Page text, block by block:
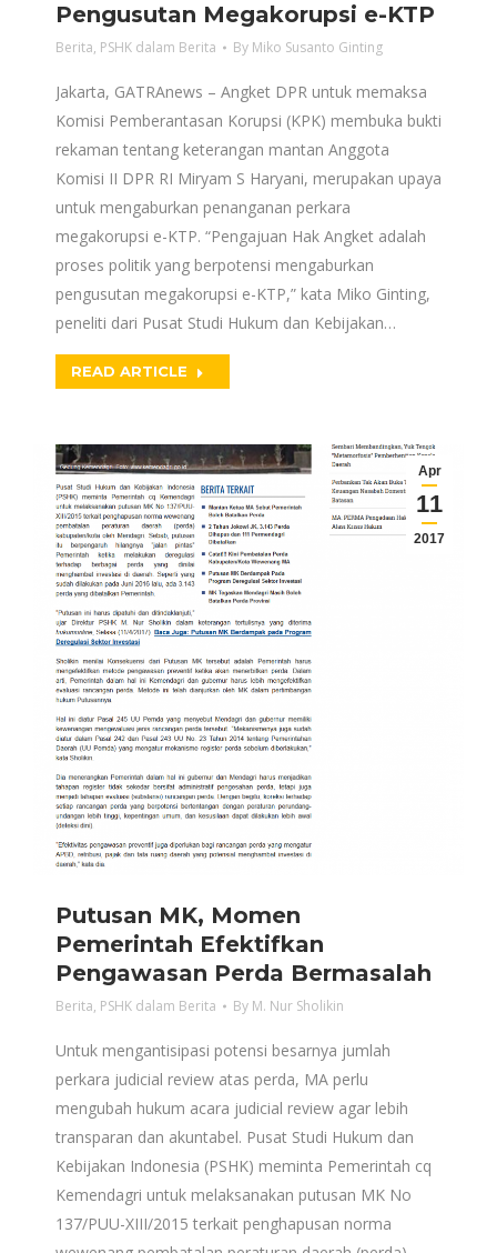
Pengusutan Megakorupsi e-KTP
Berita, PSHK dalam Berita By Miko Susanto Ginting
Jakarta, GATRAnews – Angket DPR untuk memaksa
Komisi Pemberantasan Korupsi (KPK) membuka bukti
rekaman tentang keterangan mantan Anggota
Komisi II DPR RI Miryam S Haryani, merupakan upaya
untuk mengaburkan penanganan perkara
megakorupsi e-KTP. “Pengajuan Hak Angket adalah
proses politik yang berpotensi mengaburkan
pengusutan megakorupsi e-KTP,” kata Miko Ginting,
peneliti dari Pusat Studi Hukum dan Kebijakan…
READ ARTICLE
Apr
11
2017
Putusan MK, Momen
Pemerintah Efektifkan
Pengawasan Perda Bermasalah
Berita, PSHK dalam Berita By M. Nur Sholikin
Untuk mengantisipasi potensi besarnya jumlah
perkara judicial review atas perda, MA perlu
mengubah hukum acara judicial review agar lebih
transparan dan akuntabel. Pusat Studi Hukum dan
Kebijakan Indonesia (PSHK) meminta Pemerintah cq
Kemendagri untuk melaksanakan putusan MK No
137/PUU-XIII/2015 terkait penghapusan norma